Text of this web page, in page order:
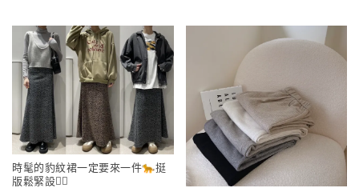
時髦的豹紋裙一定要來一件🐆挺
版鬆緊設計🏻